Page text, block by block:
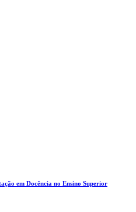
em Docência no Ensino Superior